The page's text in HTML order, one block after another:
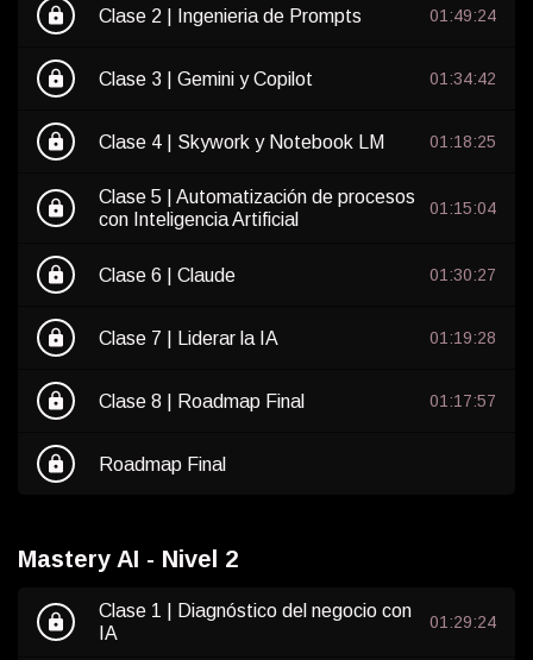
lock Clase 2 | Ingenieria de Prompts 01:49:24
lock Clase 3 | Gemini y Copilot 01:34:42
lock Clase 4 | Skywork y Notebook LM 01:18:25
lock
Clase 5 | Automatización de procesos
con Inteligencia Artificial
01:15:04
lock Clase 6 | Claude 01:30:27
lock Clase 7 | Liderar la IA 01:19:28
lock Clase 8 | Roadmap Final 01:17:57
lock Roadmap Final
Mastery AI - Nivel 2
lock
Clase 1 | Diagnóstico del negocio con
IA
01:29:24